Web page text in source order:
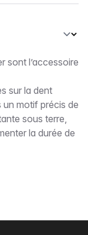
sont l’accessoire
sur la dent
un motif précis de
sous terre,
la durée de